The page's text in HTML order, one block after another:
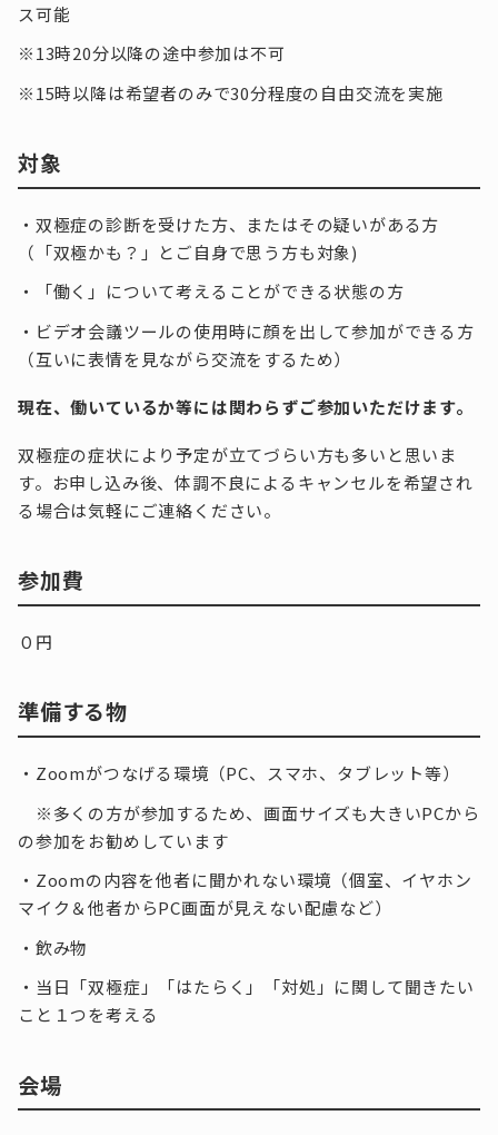
ス可能
※13時20分以降の途中参加は不可
※15時以降は希望者のみで30分程度の自由交流を実施
対象
・双極症の診断を受けた方、またはその疑いがある方
（「双極かも？」とご自身で思う方も対象)
・「働く」について考えることができる状態の方
・ビデオ会議ツールの使用時に顔を出して参加ができる方
（互いに表情を見ながら交流をするため）
現在、働いているか等には関わらずご参加いただけます。
双極症の症状により予定が立てづらい方も多いと思いま
す。お申し込み後、体調不良によるキャンセルを希望され
る場合は気軽にご連絡ください。
参加費
０円
準備する物
・Zoomがつなげる環境（PC、スマホ、タブレット等）
※多くの方が参加するため、画面サイズも大きいPCから
の参加をお勧めしています
・Zoomの内容を他者に聞かれない環境（個室、イヤホン
マイク＆他者からPC画面が見えない配慮など）
・飲み物
・当日「双極症」「はたらく」「対処」に関して聞きたい
こと１つを考える
会場